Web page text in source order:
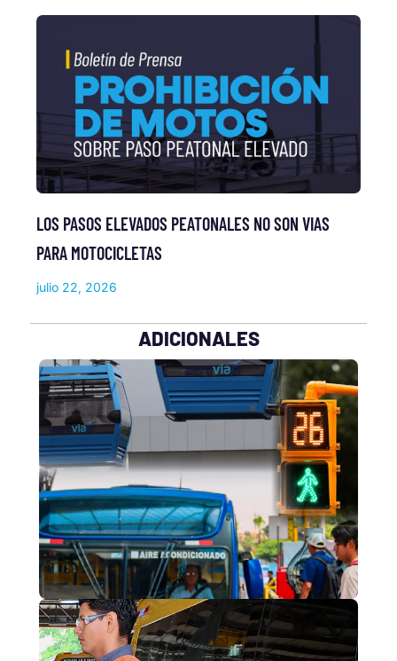
LOS PASOS ELEVADOS PEATONALES NO SON VIAS
PARA MOTOCICLETAS
julio 22, 2026
ADICIONALES